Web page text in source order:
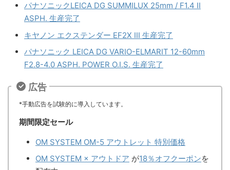
パナソニックLEICA DG SUMMILUX 25mm / F1.4 II
ASPH. 生産完了
キヤノン エクステンダー EF2X III 生産完了
パナソニック LEICA DG VARIO-ELMARIT 12-60mm
F2.8-4.0 ASPH. POWER O.I.S. 生産完了
広告
*手動広告を試験的に導入しています。
期間限定セール
OM SYSTEM OM-5 アウトレット 特別価格
OM SYSTEM × アウトドア が18％オフクーポンを